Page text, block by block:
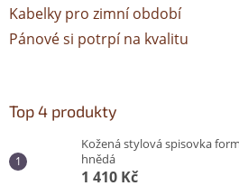
Kabelky pro zimní období
Pánové si potrpí na kvalitu
Top 4 produkty
Kožená stylová spisovka
hnědá
1 410 Kč